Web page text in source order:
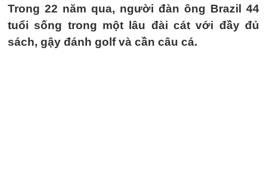
Trong 22 năm qua, người đàn ông Brazil 44
tuổi sống trong một lâu đài cát với đầy đủ
sách, gậy đánh golf và cần câu cá.